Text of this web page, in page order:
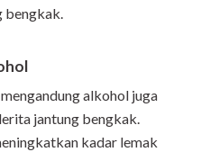
bengkak.
alkohol juga
jantung bengkak.
kadar lemak